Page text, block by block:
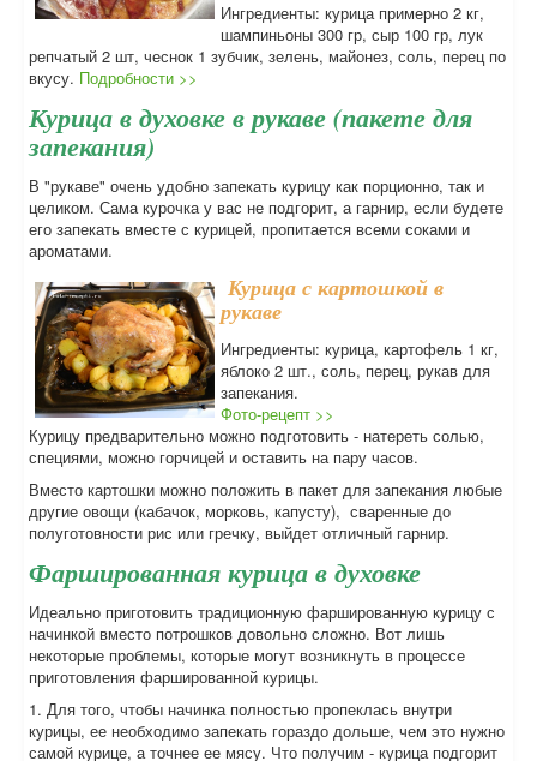
Ингредиенты: курица примерно 2 кг,
шампиньоны 300 гр, сыр 100 гр, лук
репчатый 2 шт, чеснок 1 зубчик, зелень, майонез, соль, перец по
вкусу. Подробности >>
Курица в духовке в рукаве (пакете для
запекания)
В "рукаве" очень удобно запекать курицу как порционно, так и
целиком. Сама курочка у вас не подгорит, а гарнир, если будете
его запекать вместе с курицей, пропитается всеми соками и
ароматами.
Курица с картошкой в
рукаве
Ингредиенты: курица, картофель 1 кг,
яблоко 2 шт., соль, перец, рукав для
запекания.
Фото-рецепт >>
Курицу предварительно можно подготовить - натереть солью,
специями, можно горчицей и оставить на пару часов.
Вместо картошки можно положить в пакет для запекания любые
другие овощи (кабачок, морковь, капусту), сваренные до
полуготовности рис или гречку, выйдет отличный гарнир.
Фаршированная курица в духовке
Идеально приготовить традиционную фаршированную курицу с
начинкой вместо потрошков довольно сложно. Вот лишь
некоторые проблемы, которые могут возникнуть в процессе
приготовления фаршированной курицы.
1. Для того, чтобы начинка полностью пропеклась внутри
курицы, ее необходимо запекать гораздо дольше, чем это нужно
самой курице, а точнее ее мясу. Что получим - курица подгорит